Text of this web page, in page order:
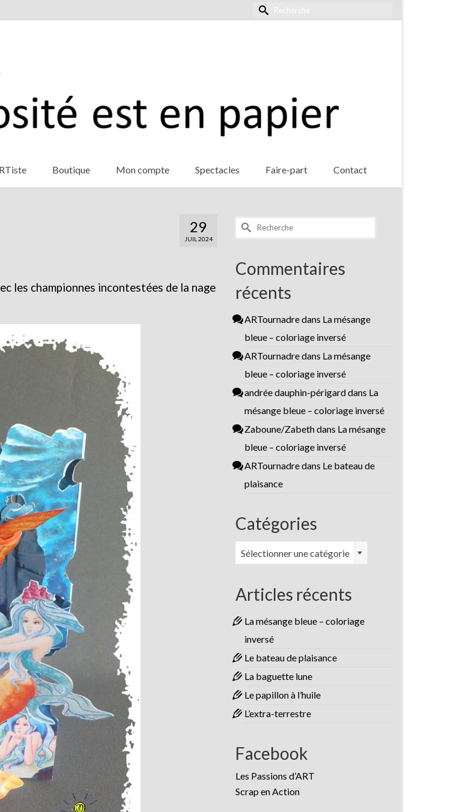
Rechercher :
Boutique Mon compte Spectacles Faire-part Contact
29
JUIL 2024
les championnes incontestées de la nage
Rechercher :
Commentaires
récents
ARTournadredans La mésange
bleue – coloriage inversé
ARTournadredans La mésange
bleue – coloriage inversé
andrée dauphin-périgarddans La
mésange bleue – coloriage inversé
Zaboune/Zabethdans La mésange
bleue – coloriage inversé
ARTournadredans Le bateau de
plaisance
Catégories
Catégories
Sélectionner une catégorie
Articles récents
La mésange bleue – coloriage
inversé
Le bateau de plaisance
La baguette lune
Le papillon à l’huile
L’extra-terrestre
Facebook
Les Passions d’ART
Scrap en Action